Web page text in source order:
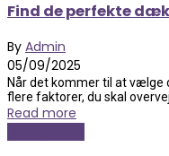
Find de perfekte
By Admin
05/09/2025
Når det kommer til at vælge
flere faktorer, du skal
Read more